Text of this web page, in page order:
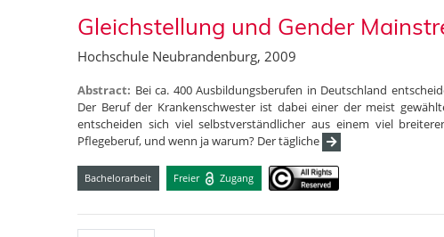
Gleichstellung und Gender
Hochschule Neubrandenburg, 2009
Abstract: Bei ca. 400 Ausbildungsberufen in Deutschland
Der Beruf der Krankenschwester ist dabei einer der meist
entscheiden sich viel selbstverständlicher aus einem viel
Pflegeberuf, und wenn ja warum? Der tägliche
Bachelorarbeit Freier Zugang